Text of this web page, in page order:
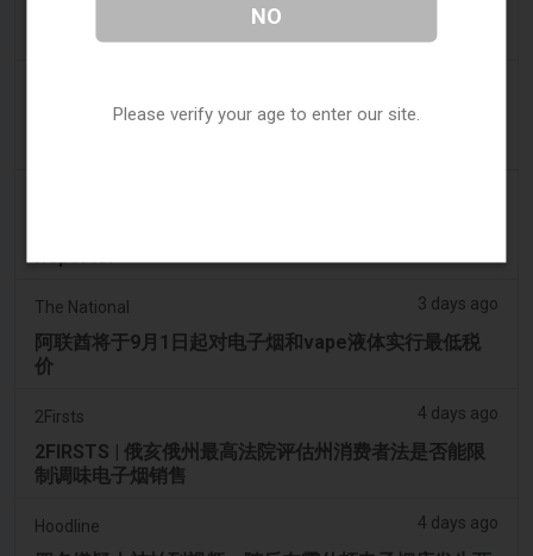
电子烟税在九个月内筹集了2200万欧元后，政府正考虑
提高税率
哥斯达黎加新的电子烟法规原定今日生效，但并未生
The National 3 days ago
阿联酋将于9月1日起对电子烟和vape液体实行最低税
价
2Firsts 4 days ago
2FIRSTS | 俄亥俄州最高法院评估州消费者法是否能限
制调味电子烟销售
Hoodline 4 days ago
NO
Please verify your age to enter our site.